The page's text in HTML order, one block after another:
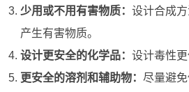
少用或不用有害物质： 设计合成
产生有害物质。
设计更安全的化学品： 设计毒性更
更安全的溶剂和辅助物： 尽量避